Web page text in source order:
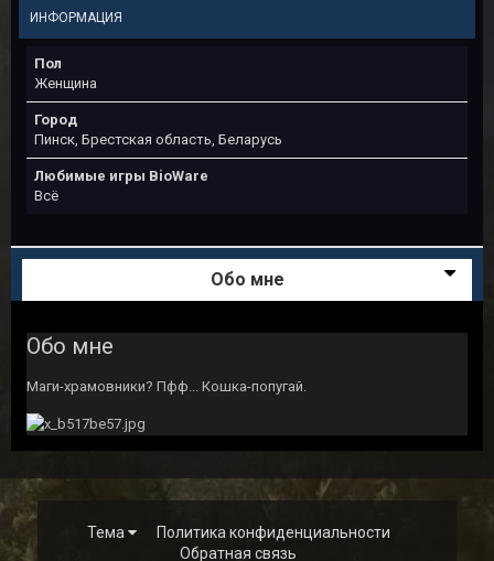
ИНФОРМАЦИЯ
Пол
Женщина
Город
Пинск, Брестская область, Беларусь
Любимые игры BioWare
Всё
Обо мне
Обо мне
Маги-храмовники? Пфф... Кошка-попугай.
Тема
Политика конфиденциальности
Обратная связь